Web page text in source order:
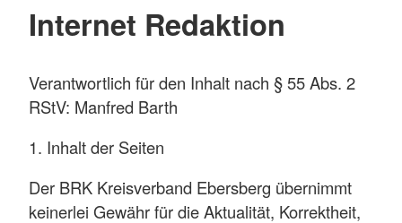
Internet Redaktion
Verantwortlich für den Inhalt nach § 55 Abs. 2
RStV: Manfred Barth
1. Inhalt der Seiten
Der BRK Kreisverband Ebersberg übernimmt
keinerlei Gewähr für die Aktualität, Korrektheit,